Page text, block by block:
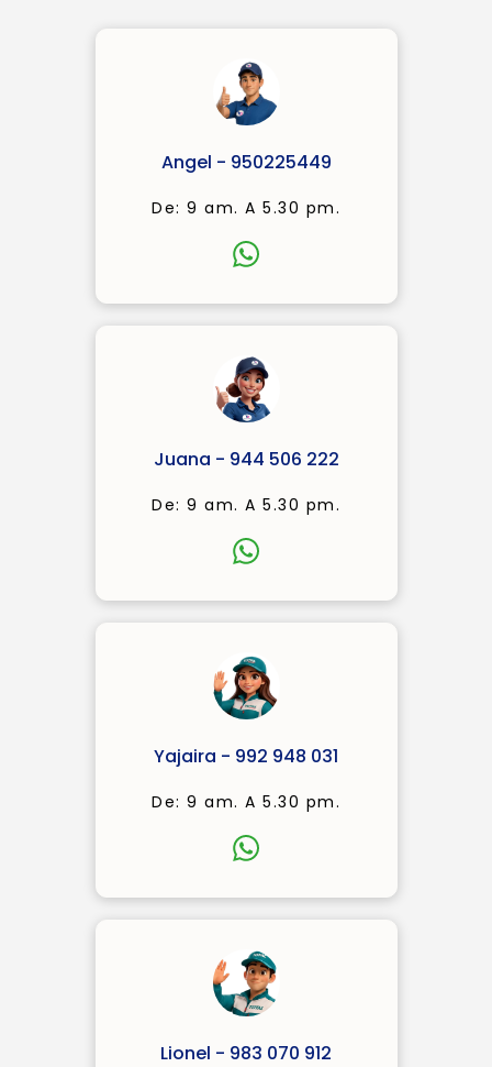
Angel - 950225449
De: 9 am. A 5.30 pm.
Juana - 944 506 222
De: 9 am. A 5.30 pm.
Yajaira - 992 948 031
De: 9 am. A 5.30 pm.
Lionel - 983 070 912